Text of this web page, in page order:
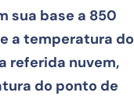
sua base a 850
a temperatura do
referida nuvem,
do ponto de